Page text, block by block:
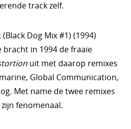
track zelf.
Dog Mix #1) (1994)
bracht in 1994 de fraaie
uit met daarop remixes
Global Communication,
Met name de twee remixes
fenomenaal.